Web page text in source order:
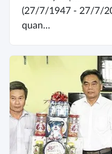
(27/7/1947 - 27/7/
quan...